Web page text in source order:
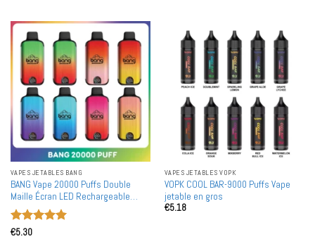
VAPES JETABLES BANG
BANG Vape 20000 Puffs Double
Maille Écran LED Rechargeable
Achat en Gros Vape Jetable en Gros
Note
€5.30
VAPES JETABLES VOPK
VOPK COOL BAR-9000 Puffs Vape
jetable en gros
€5.18